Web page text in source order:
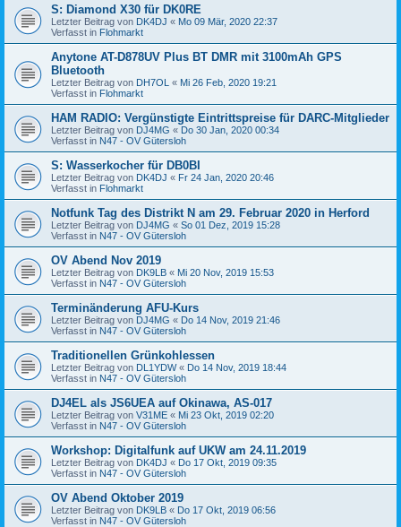
S: Diamond X30 für DK0RE
Letzter Beitrag von DK4DJ « Mo 09 Mär, 2020 22:37
Verfasst in Flohmarkt
Anytone AT-D878UV Plus BT DMR mit 3100mAh GPS
Bluetooth
Letzter Beitrag von DH7OL « Mi 26 Feb, 2020 19:21
Verfasst in Flohmarkt
HAM RADIO: Vergünstigte Eintrittspreise für DARC-Mitglieder
Letzter Beitrag von DJ4MG « Do 30 Jan, 2020 00:34
Verfasst in N47 - OV Gütersloh
S: Wasserkocher für DB0BI
Letzter Beitrag von DK4DJ « Fr 24 Jan, 2020 20:46
Verfasst in Flohmarkt
Notfunk Tag des Distrikt N am 29. Februar 2020 in Herford
Letzter Beitrag von DJ4MG « So 01 Dez, 2019 15:28
Verfasst in N47 - OV Gütersloh
OV Abend Nov 2019
Letzter Beitrag von DK9LB « Mi 20 Nov, 2019 15:53
Verfasst in N47 - OV Gütersloh
Terminänderung AFU-Kurs
Letzter Beitrag von DJ4MG « Do 14 Nov, 2019 21:46
Verfasst in N47 - OV Gütersloh
Traditionellen Grünkohlessen
Letzter Beitrag von DL1YDW« Do 14 Nov, 2019 18:44
Verfasst in N47 - OV Gütersloh
DJ4EL als JS6UEA auf Okinawa, AS-017
Letzter Beitrag von V31ME « Mi 23 Okt, 2019 02:20
Verfasst in N47 - OV Gütersloh
Workshop: Digitalfunk auf UKW am 24.11.2019
Letzter Beitrag von DK4DJ « Do 17 Okt, 2019 09:35
Verfasst in N47 - OV Gütersloh
OV Abend Oktober 2019
Letzter Beitrag von DK9LB « Do 17 Okt, 2019 06:56
Verfasst in N47 - OV Gütersloh